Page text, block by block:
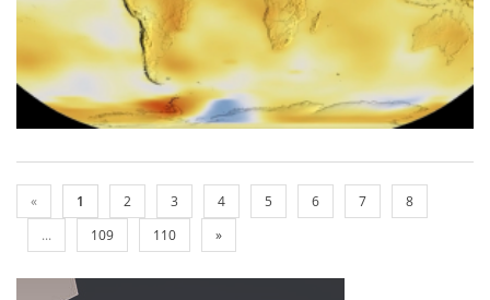
« 1 2 3 4 5 6 7
8
...
109 110 »